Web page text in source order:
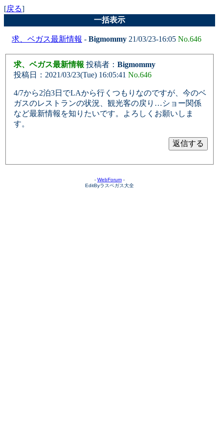
[戻る]
一括表示
求、ベガス最新情報 - Bigmommy 21/03/23-16:05 No.646
求、ベガス最新情報 投稿者： Bigmommy
投稿日：2021/03/23(Tue) 16:05:41 No.646
4/7から2泊3日でLAから行くつもりなのですが、今のベ
ガスのレストランの状況、観光客の戻り…ショー関係
など最新情報を知りたいです。よろしくお願いしま
す。
- WebForum -
EditByラスベガス大全